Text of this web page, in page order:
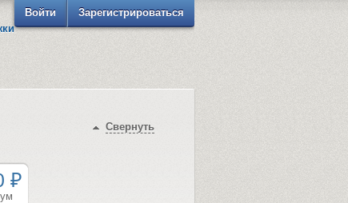
Войти
Зарегистрироваться
Свернуть
₽